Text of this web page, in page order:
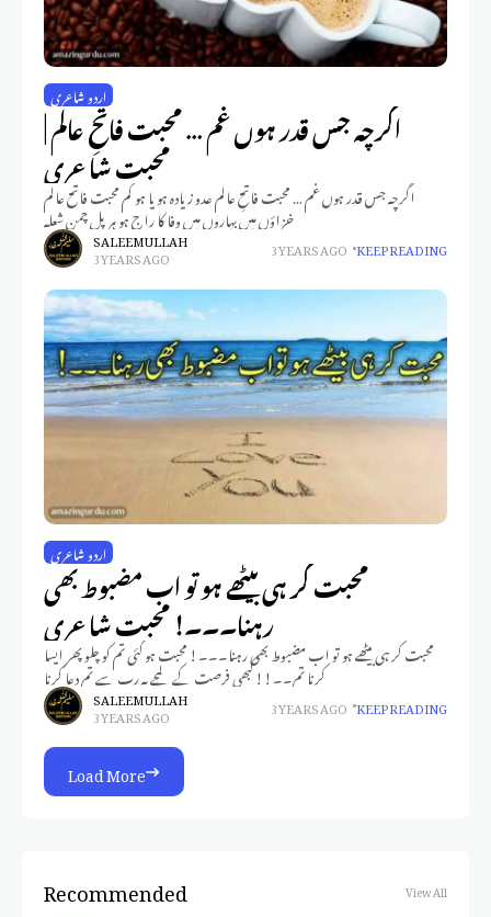
اردو شاعری
اگرچہ جس قدر ہوں غم … محبت فاتحِ عالم |
محبت شاعری
اگرچہ جس قدر ہوں غم … محبت فاتحِ عالم عدو زیادہ ہو یا ہو کم محبت فاتح عالم
خزاؤں میں بہاروں میں وفا کا راج ہو ہر پل چمن شعلہ
SALEEM ULLAH
3 YEARS AGO 3 YEARS AGO KEEP READING
اردو شاعری
محبت کر ہی بیٹھے ہو تو اب مضبوط بھی
رہنا۔۔۔! محبت شاعری
محبت کر ہی بیٹھے ہو تو اب مضبوط بھی رہنا۔۔۔! محبت ہو گئی تم کو چلو پھر ایسا
کرنا تم۔۔!! کبھی فرصت کے لمحے یہ رب سے تم دعا کرنا
SALEEM ULLAH
3 YEARS AGO 3 YEARS AGO KEEP READING
Load More
Recommended View All